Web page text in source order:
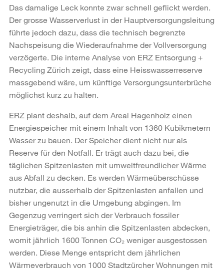
Das damalige Leck konnte zwar schnell geflickt werden.
Der grosse Wasserverlust in der Hauptversorgungsleitung
führte jedoch dazu, dass die technisch begrenzte
Nachspeisung die Wiederaufnahme der Vollversorgung
verzögerte. Die interne Analyse von ERZ Entsorgung +
Recycling Zürich zeigt, dass eine Heisswasserreserve
massgebend wäre, um künftige Versorgungsunterbrüche
möglichst kurz zu halten.
ERZ plant deshalb, auf dem Areal Hagenholz einen
Energiespeicher mit einem Inhalt von 1360 Kubikmetern
Wasser zu bauen. Der Speicher dient nicht nur als
Reserve für den Notfall. Er trägt auch dazu bei, die
täglichen Spitzenlasten mit umweltfreundlicher Wärme
aus Abfall zu decken. Es werden Wärmeüberschüsse
nutzbar, die ausserhalb der Spitzenlasten anfallen und
bisher ungenutzt in die Umgebung abgingen. Im
Gegenzug verringert sich der Verbrauch fossiler
Energieträger, die bis anhin die Spitzenlasten abdecken,
womit jährlich 1600 Tonnen CO₂ weniger ausgestossen
werden. Diese Menge entspricht dem jährlichen
Wärmeverbrauch von 1000 Stadtzürcher Wohnungen mit